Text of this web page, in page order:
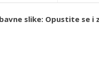
slike: Opustite se i